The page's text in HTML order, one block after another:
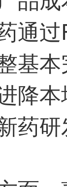
通
基
降
药